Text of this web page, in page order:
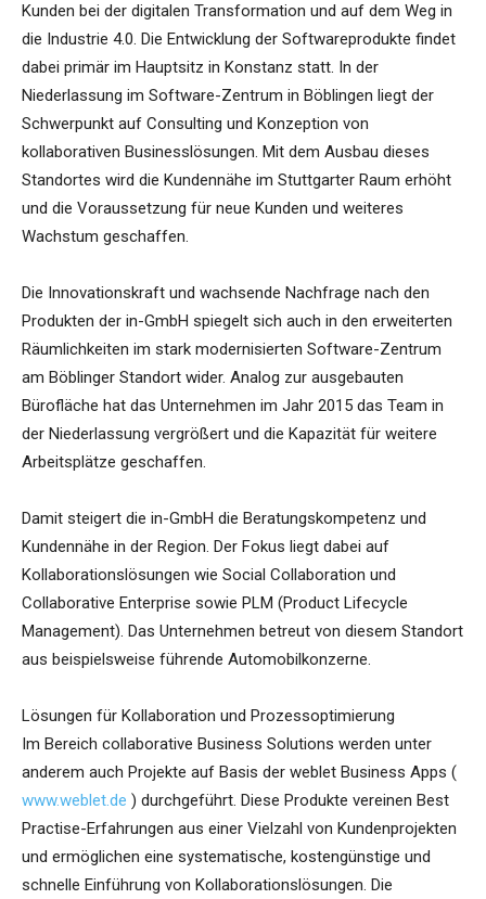
Kunden bei der digitalen Transformation und auf dem Weg in
die Industrie 4.0. Die Entwicklung der Softwareprodukte findet
dabei primär im Hauptsitz in Konstanz statt. In der
Niederlassung im Software-Zentrum in Böblingen liegt der
Schwerpunkt auf Consulting und Konzeption von
kollaborativen Businesslösungen. Mit dem Ausbau dieses
Standortes wird die Kundennähe im Stuttgarter Raum erhöht
und die Voraussetzung für neue Kunden und weiteres
Wachstum geschaffen.
Die Innovationskraft und wachsende Nachfrage nach den
Produkten der in-GmbH spiegelt sich auch in den erweiterten
Räumlichkeiten im stark modernisierten Software-Zentrum
am Böblinger Standort wider. Analog zur ausgebauten
Bürofläche hat das Unternehmen im Jahr 2015 das Team in
der Niederlassung vergrößert und die Kapazität für weitere
Arbeitsplätze geschaffen.
Damit steigert die in-GmbH die Beratungskompetenz und
Kundennähe in der Region. Der Fokus liegt dabei auf
Kollaborationslösungen wie Social Collaboration und
Collaborative Enterprise sowie PLM (Product Lifecycle
Management). Das Unternehmen betreut von diesem Standort
aus beispielsweise führende Automobilkonzerne.
Lösungen für Kollaboration und Prozessoptimierung
Im Bereich collaborative Business Solutions werden unter
anderem auch Projekte auf Basis der weblet Business Apps (
www.weblet.de ) durchgeführt. Diese Produkte vereinen Best
Practise-Erfahrungen aus einer Vielzahl von Kundenprojekten
und ermöglichen eine systematische, kostengünstige und
schnelle Einführung von Kollaborationslösungen. Die